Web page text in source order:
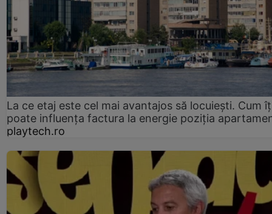
La ce etaj este cel mai avantajos să locuiești. Cum
poate influența factura la energie poziția
playtech.ro